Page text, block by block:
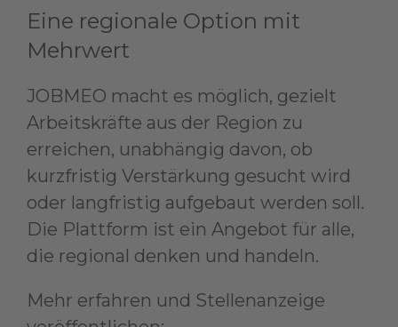
Eine regionale Option mit
Mehrwert
JOBMEO macht es möglich, gezielt
Arbeitskräfte aus der Region zu
erreichen, unabhängig davon, ob
kurzfristig Verstärkung gesucht wird
oder langfristig aufgebaut werden soll.
Die Plattform ist ein Angebot für alle,
die regional denken und handeln.
Mehr erfahren und Stellenanzeige